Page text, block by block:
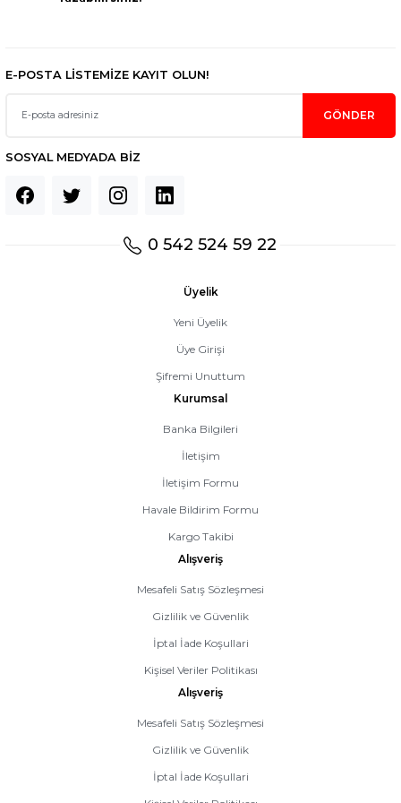
E-POSTA LİSTEMİZE KAYIT OLUN!
GÖNDER
SOSYAL MEDYADA BİZ
0 542 524 59 22
Üyelik
Yeni Üyelik
Üye Girişi
Şifremi Unuttum
Kurumsal
Banka Bilgileri
İletişim
İletişim Formu
Havale Bildirim Formu
Kargo Takibi
Alışveriş
Mesafeli Satış Sözleşmesi
Gizlilik ve Güvenlik
İptal İade Koşullari
Kişisel Veriler Politikası
Alışveriş
Mesafeli Satış Sözleşmesi
Gizlilik ve Güvenlik
İptal İade Koşullari